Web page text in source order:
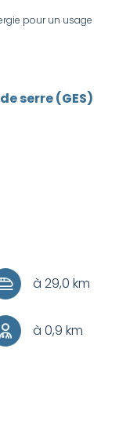
pour un usage
serre (GES)
à 29,0 km
à 0,9 km